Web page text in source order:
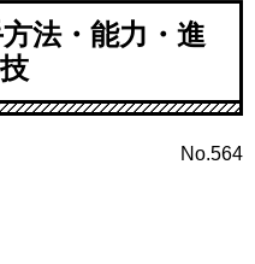
法・能力・進
No.564